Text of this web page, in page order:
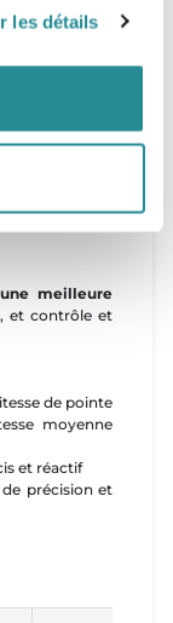
les détails
conservant
plus directe
la traînée
meilleure
et contrôle et
de pointe
moyenne
et réactif
précision et